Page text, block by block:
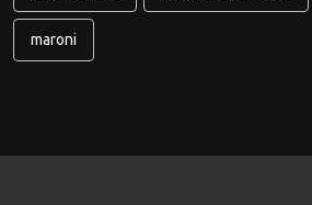
maroni